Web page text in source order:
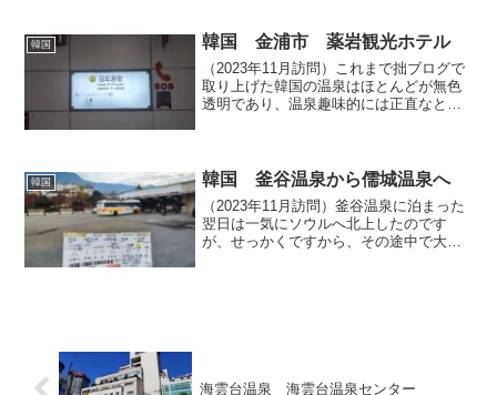
파）」と称し、図書...
韓国 韓国 金浦市 薬岩観光ホテル
（2023年11月訪問）これまで拙ブログで
取り上げた韓国の温泉はほとんどが無色
透明であり、温泉趣味的には正直なとこ
とにしました。その...
韓国 韓国 釜谷温泉から儒城温泉へ
（2023年11月訪問）釜谷温泉に泊まった
翌日は一気にソウルへ北上したのです
が、せっかくですから、その途中で大田
海雲台温泉 海雲台温泉センター